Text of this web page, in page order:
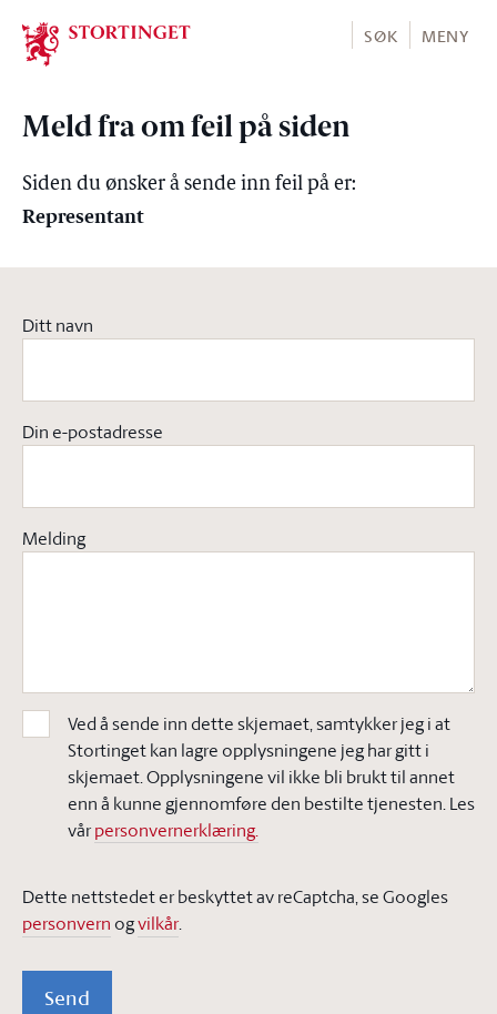
Stortinget.no
SØK MENY
Meld fra om feil på siden
Siden du ønsker å sende inn feil på er:
Representant
Ditt navn
Din e-postadresse
Melding
Ved å sende inn dette skjemaet, samtykker jeg i at
Stortinget kan lagre opplysningene jeg har gitt i
skjemaet. Opplysningene vil ikke bli brukt til annet
enn å kunne gjennomføre den bestilte tjenesten. Les
vårpersonvernerklæring.
Dette nettstedet er beskyttet av reCaptcha, se Googles
personvern ogvilkår.
Send